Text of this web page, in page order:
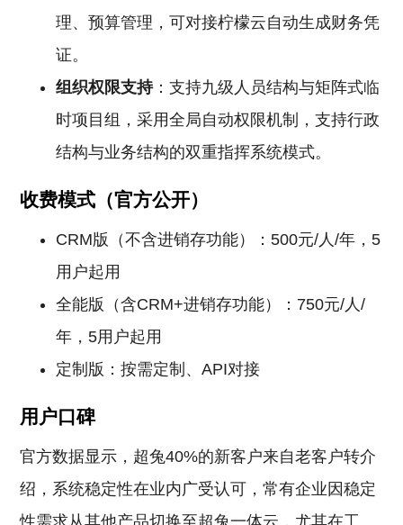
理、预算管理，可对接柠檬云自动生成财务凭
证。
组织权限支持：支持九级人员结构与矩阵式临
时项目组，采用全局自动权限机制，支持行政
结构与业务结构的双重指挥系统模式。
收费模式（官方公开）
CRM版（不含进销存功能）：500元/人/年，5
用户起用
全能版（含CRM+进销存功能）：750元/人/
年，5用户起用
定制版：按需定制、API对接
用户口碑
官方数据显示，超兔40%的新客户来自老客户转介
绍，系统稳定性在业内广受认可，常有企业因稳定
性需求从其他产品切换至超兔一体云，尤其在工